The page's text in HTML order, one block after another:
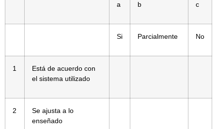
a b c
Si Parcialmente No
1
Está de acuerdo con
el sistema utilizado
2
Se ajusta a lo
enseñado